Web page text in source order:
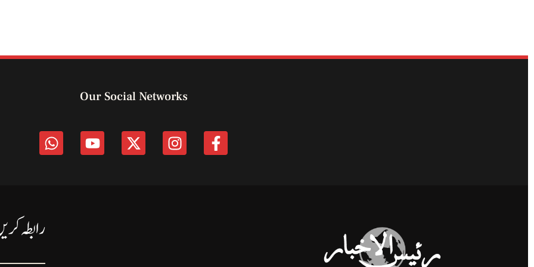
Our Social Networks
رابطہ